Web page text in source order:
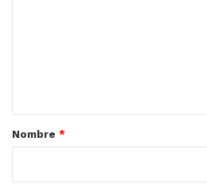
rNombre *